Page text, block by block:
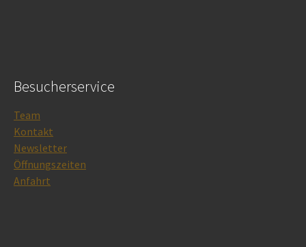
Besucherservice
Team
Kontakt
Newsletter
Öffnungszeiten
Anfahrt